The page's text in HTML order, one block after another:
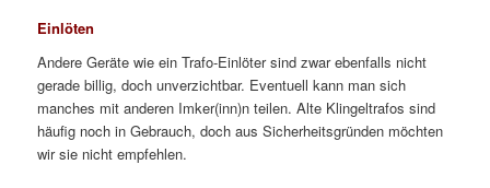
Einlöten
Andere Geräte wie ein Trafo-Einlöter sind zwar ebenfalls nicht
gerade billig, doch unverzichtbar. Eventuell kann man sich
manches mit anderen Imker(inn)n teilen. Alte Klingeltrafos sind
häufig noch in Gebrauch, doch aus Sicherheitsgründen möchten
wir sie nicht empfehlen.